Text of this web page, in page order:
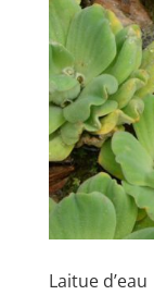
Laitue d’eau